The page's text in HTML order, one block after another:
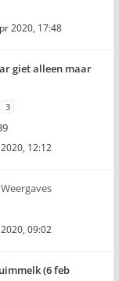
2020, 17:48
giet alleen maar
3
12:12
09:02
(6 feb